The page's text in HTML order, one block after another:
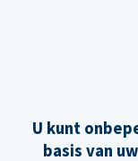
U kunt
basis van